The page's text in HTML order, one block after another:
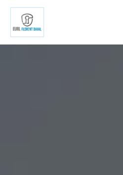
Panneau de gestion des cookies